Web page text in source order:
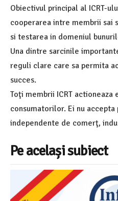
Obiectivul principal al ICRT-
cooperarea intre membrii sai
si testarea in domeniul
Una dintre sarcinile
reguli clare care sa permita
succes.
Toţi membrii ICRT actioneaza
consumatorilor. Ei nu
independente de comerţ,
Pe același subiect